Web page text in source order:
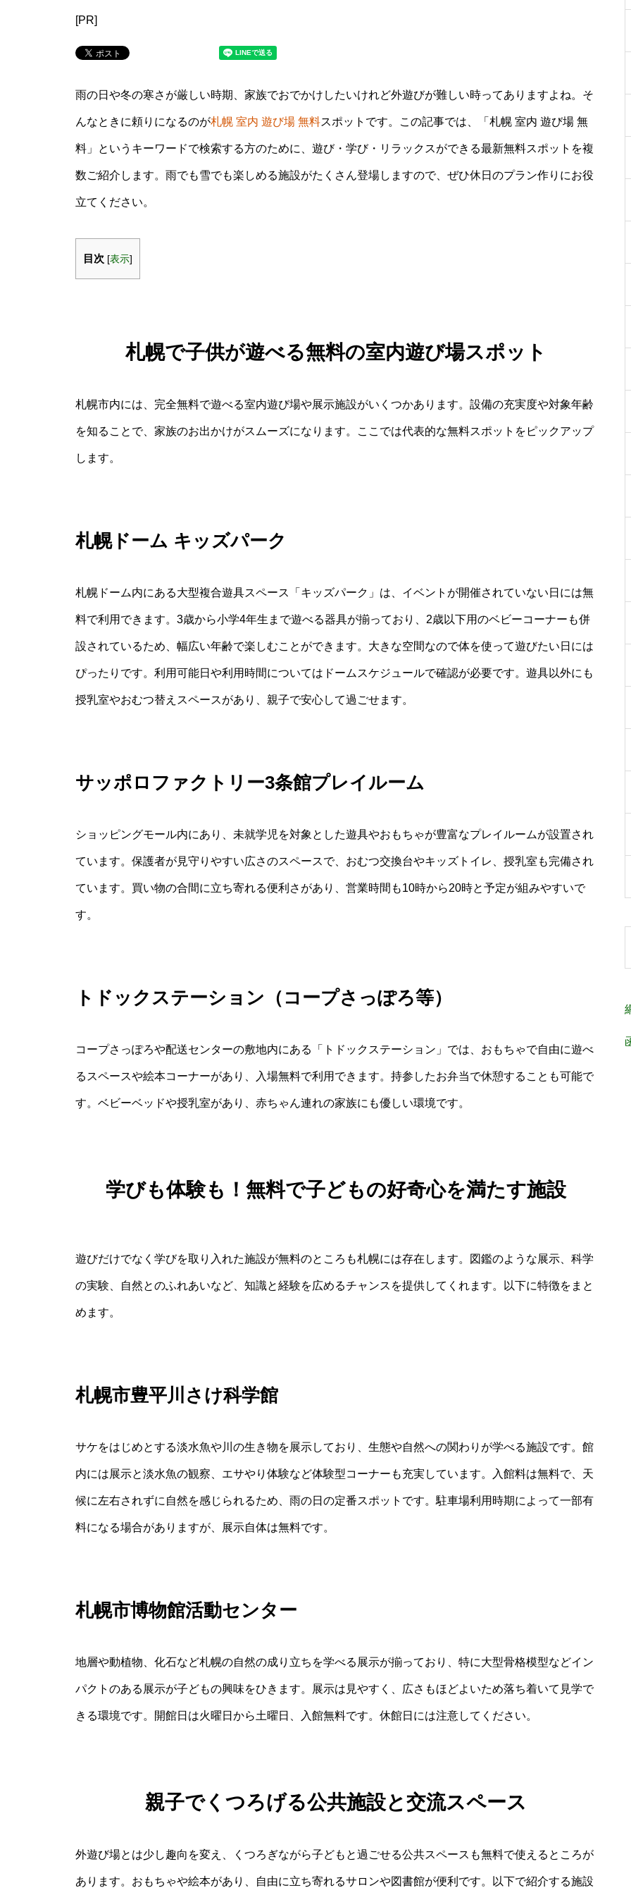
[PR]
雨の日や冬の寒さが厳しい時期、家族でおでかけしたいけれど外遊びが難しい時ってありますよね。そ
んなときに頼りになるのが札幌 室内 遊び場 無料スポットです。この記事では、「札幌 室内 遊び場 無
料」というキーワードで検索する方のために、遊び・学び・リラックスができる最新無料スポットを複
数ご紹介します。雨でも雪でも楽しめる施設がたくさん登場しますので、ぜひ休日のプラン作りにお役
立てください。
目次 [表示]
札幌で子供が遊べる無料の室内遊び場スポット
札幌市内には、完全無料で遊べる室内遊び場や展示施設がいくつかあります。設備の充実度や対象年齢
を知ることで、家族のお出かけがスムーズになります。ここでは代表的な無料スポットをピックアップ
します。
札幌ドーム キッズパーク
札幌ドーム内にある大型複合遊具スペース「キッズパーク」は、イベントが開催されていない日には無
料で利用できます。3歳から小学4年生まで遊べる器具が揃っており、2歳以下用のベビーコーナーも併
設されているため、幅広い年齢で楽しむことができます。大きな空間なので体を使って遊びたい日には
ぴったりです。利用可能日や利用時間についてはドームスケジュールで確認が必要です。遊具以外にも
授乳室やおむつ替えスペースがあり、親子で安心して過ごせます。
サッポロファクトリー3条館プレイルーム
ショッピングモール内にあり、未就学児を対象とした遊具やおもちゃが豊富なプレイルームが設置され
ています。保護者が見守りやすい広さのスペースで、おむつ交換台やキッズトイレ、授乳室も完備され
ています。買い物の合間に立ち寄れる便利さがあり、営業時間も10時から20時と予定が組みやすいで
す。
トドックステーション（コープさっぽろ等）
コープさっぽろや配送センターの敷地内にある「トドックステーション」では、おもちゃで自由に遊べ
るスペースや絵本コーナーがあり、入場無料で利用できます。持参したお弁当で休憩することも可能で
す。ベビーベッドや授乳室があり、赤ちゃん連れの家族にも優しい環境です。
学びも体験も！無料で子どもの好奇心を満たす施設
遊びだけでなく学びを取り入れた施設が無料のところも札幌には存在します。図鑑のような展示、科学
の実験、自然とのふれあいなど、知識と経験を広めるチャンスを提供してくれます。以下に特徴をまと
めます。
札幌市豊平川さけ科学館
サケをはじめとする淡水魚や川の生き物を展示しており、生態や自然への関わりが学べる施設です。館
内には展示と淡水魚の観察、エサやり体験など体験型コーナーも充実しています。入館料は無料で、天
候に左右されずに自然を感じられるため、雨の日の定番スポットです。駐車場利用時期によって一部有
料になる場合がありますが、展示自体は無料です。
札幌市博物館活動センター
地層や動植物、化石など札幌の自然の成り立ちを学べる展示が揃っており、特に大型骨格模型などイン
パクトのある展示が子どもの興味をひきます。展示は見やすく、広さもほどよいため落ち着いて見学で
きる環境です。開館日は火曜日から土曜日、入館無料です。休館日には注意してください。
親子でくつろげる公共施設と交流スペース
外遊び場とは少し趣向を変え、くつろぎながら子どもと過ごせる公共スペースも無料で使えるところが
あります。おもちゃや絵本があり、自由に立ち寄れるサロンや図書館が便利です。以下で紹介する施設